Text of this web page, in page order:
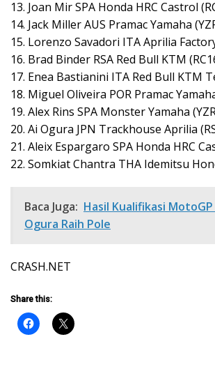
13. Joan Mir SPA Honda HRC Castrol
14. Jack Miller AUS Pramac Yamaha
15. Lorenzo Savadori ITA Aprilia
16. Brad Binder RSA Red Bull KTM
17. Enea Bastianini ITA Red Bull KTM
18. Miguel Oliveira POR Pramac
19. Alex Rins SPA Monster Yamaha
20. Ai Ogura JPN Trackhouse Aprilia
21. Aleix Espargaro SPA Honda HRC
22. Somkiat Chantra THA Idemitsu
Baca Juga: Hasil Kualifikasi MotoGP
Ogura Raih Pole
CRASH.NET
Share this: